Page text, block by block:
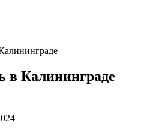
в Калининграде